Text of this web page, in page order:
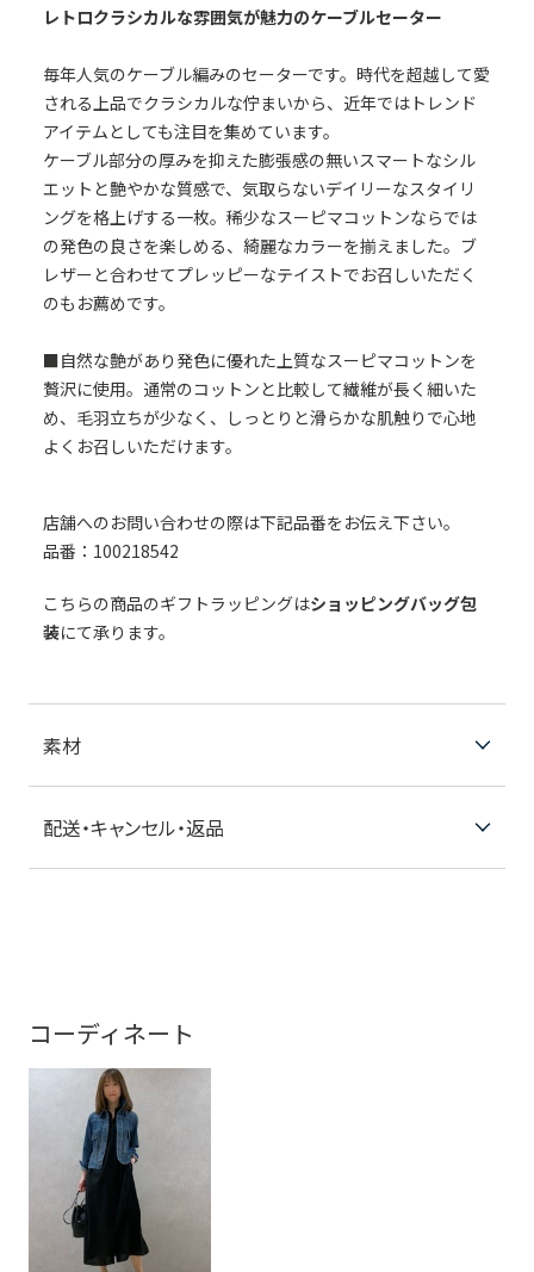
レトロクラシカルな雰囲気が魅力のケーブルセーター
毎年人気のケーブル編みのセーターです。時代を超越して愛
される上品でクラシカルな佇まいから、近年ではトレンド
アイテムとしても注目を集めています。
ケーブル部分の厚みを抑えた膨張感の無いスマートなシル
エットと艶やかな質感で、気取らないデイリーなスタイリ
ングを格上げする一枚。稀少なスーピマコットンならでは
の発色の良さを楽しめる、綺麗なカラーを揃えました。ブ
レザーと合わせてプレッピーなテイストでお召しいただく
のもお薦めです。
■自然な艶があり発色に優れた上質なスーピマコットンを
贅沢に使用。通常のコットンと比較して繊維が長く細いた
め、毛羽立ちが少なく、しっとりと滑らかな肌触りで心地
よくお召しいただけます。
店舗へのお問い合わせの際は下記品番をお伝え下さい。
品番：100218542
こちらの商品のギフトラッピングはショッピングバッグ包
装にて承ります。
素材
配送・キャンセル・返品
コーディネート